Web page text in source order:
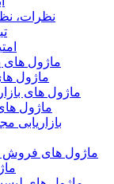
نظرات،
ماژول های
ماژول
ماژول های
ماژول
بازاریابی
ماژول های